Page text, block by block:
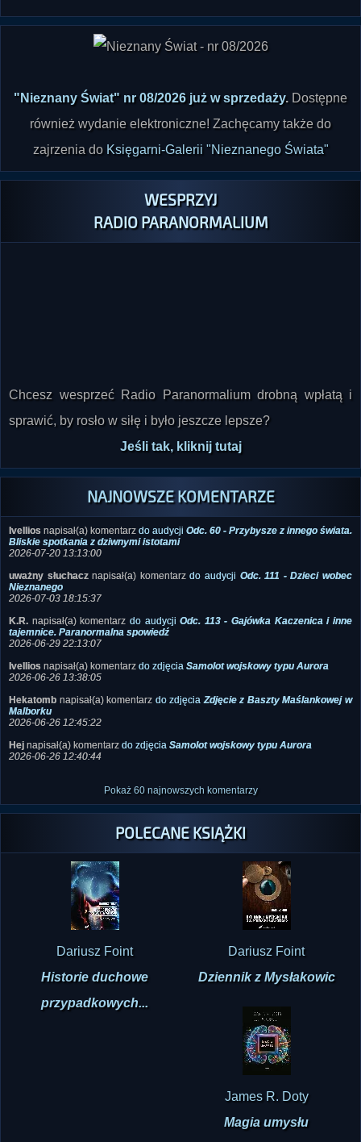
"Nieznany Świat" nr 08/2026 już w sprzedaży. Dostępne
również wydanie elektroniczne! Zachęcamy także do
zajrzenia do Księgarni-Galerii "Nieznanego Świata"
WESPRZYJ
RADIO PARANORMALIUM
NAJNOWSZE KOMENTARZE
Ivellios napisał(a) komentarz do audycji
Odc. 60 - Przybysze z innego świata.
Bliskie spotkania z dziwnymi istotami
2026-07-20 13:13:00
uważny słuchacz
napisał(a) komentarz do audycji Odc. 111 - Dzieci wobec
Nieznanego
2026-07-03 18:15:37
K.R.
napisał(a) komentarz do audycji
Odc. 113 - Gajówka Kaczenica i inne
tajemnice. Paranormalna spowiedź
2026-06-29 22:13:07
Ivelliosnapisał(a) komentarzdo zdjęciaSamolot wojskowy typu Aurora
2026-06-26 13:38:05
Hekatomb napisał(a) komentarz do zdjęcia Zdjęcie z Baszty Maślankowej w
Malborku
2026-06-26 12:45:22
napisał(a) komentarz do zdjęcia
Samolot wojskowy typu Aurora
Pokaż 60 najnowszych komentarzy
POLECANE KSIĄŻKI
Dziennik z Mysłakowic